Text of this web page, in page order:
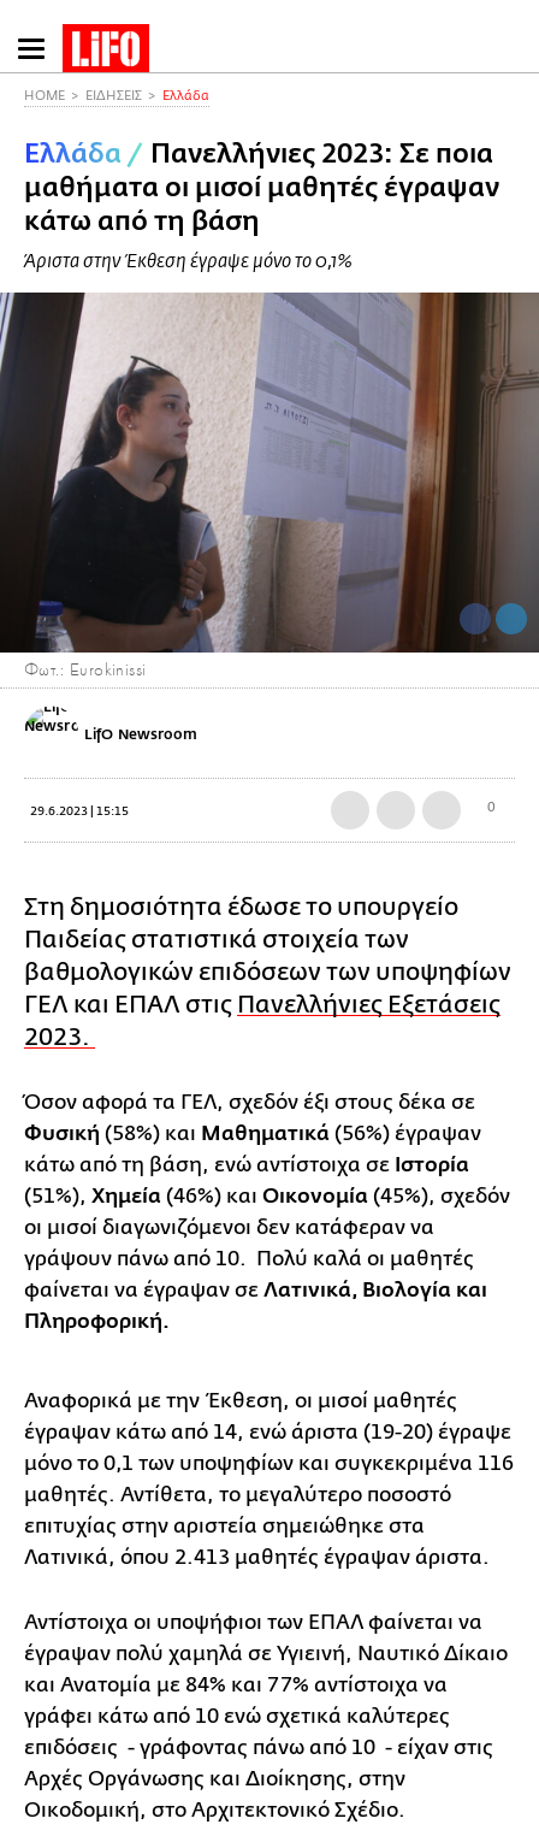
Παράκαμψη
προς
περιεχόμενο
HOME ΕΙΔΗΣΕΙΣ Ελλάδα
Ελλάδα / Πανελλήνιες 2023: Σε ποια
μαθήματα οι μισοί μαθητές έγραψαν
κάτω από τη βάση
Άριστα στην Έκθεση έγραψε μόνο το 0,1%
Φωτ.: Eurokinissi
LifO Newsroom
29.6.2023 | 15:15 0
Στη δημοσιότητα έδωσε το υπουργείο
Παιδείας στατιστικά στοιχεία των
βαθμολογικών επιδόσεων των υποψηφίων
ΓΕΛ και ΕΠΑΛ στις Πανελλήνιες Εξετάσεις
2023.
Όσον αφορά τα ΓΕΛ, σχεδόν έξι στους δέκα σε
Φυσική (58%) και Μαθηματικά (56%) έγραψαν
κάτω από τη βάση, ενώ αντίστοιχα σε Ιστορία
(51%), Χημεία (46%) και Οικονομία (45%), σχεδόν
οι μισοί διαγωνιζόμενοι δεν κατάφεραν να
γράψουν πάνω από 10. Πολύ καλά οι μαθητές
φαίνεται να έγραψαν σε Λατινικά, Βιολογία και
Πληροφορική.
Αναφορικά με την Έκθεση, οι μισοί μαθητές
έγραψαν κάτω από 14, ενώ άριστα (19-20) έγραψε
μόνο το 0,1 των υποψηφίων και συγκεκριμένα 116
μαθητές. Αντίθετα, το μεγαλύτερο ποσοστό
επιτυχίας στην αριστεία σημειώθηκε στα
Λατινικά, όπου 2.413 μαθητές έγραψαν άριστα.
Αντίστοιχα οι υποψήφιοι των ΕΠΑΛ φαίνεται να
έγραψαν πολύ χαμηλά σε Υγιεινή, Ναυτικό Δίκαιο
και Ανατομία με 84% και 77% αντίστοιχα να
γράφει κάτω από 10 ενώ σχετικά καλύτερες
επιδόσεις - γράφοντας πάνω από 10 - είχαν στις
Αρχές Οργάνωσης και Διοίκησης, στην
Οικοδομική, στο Αρχιτεκτονικό Σχέδιο.